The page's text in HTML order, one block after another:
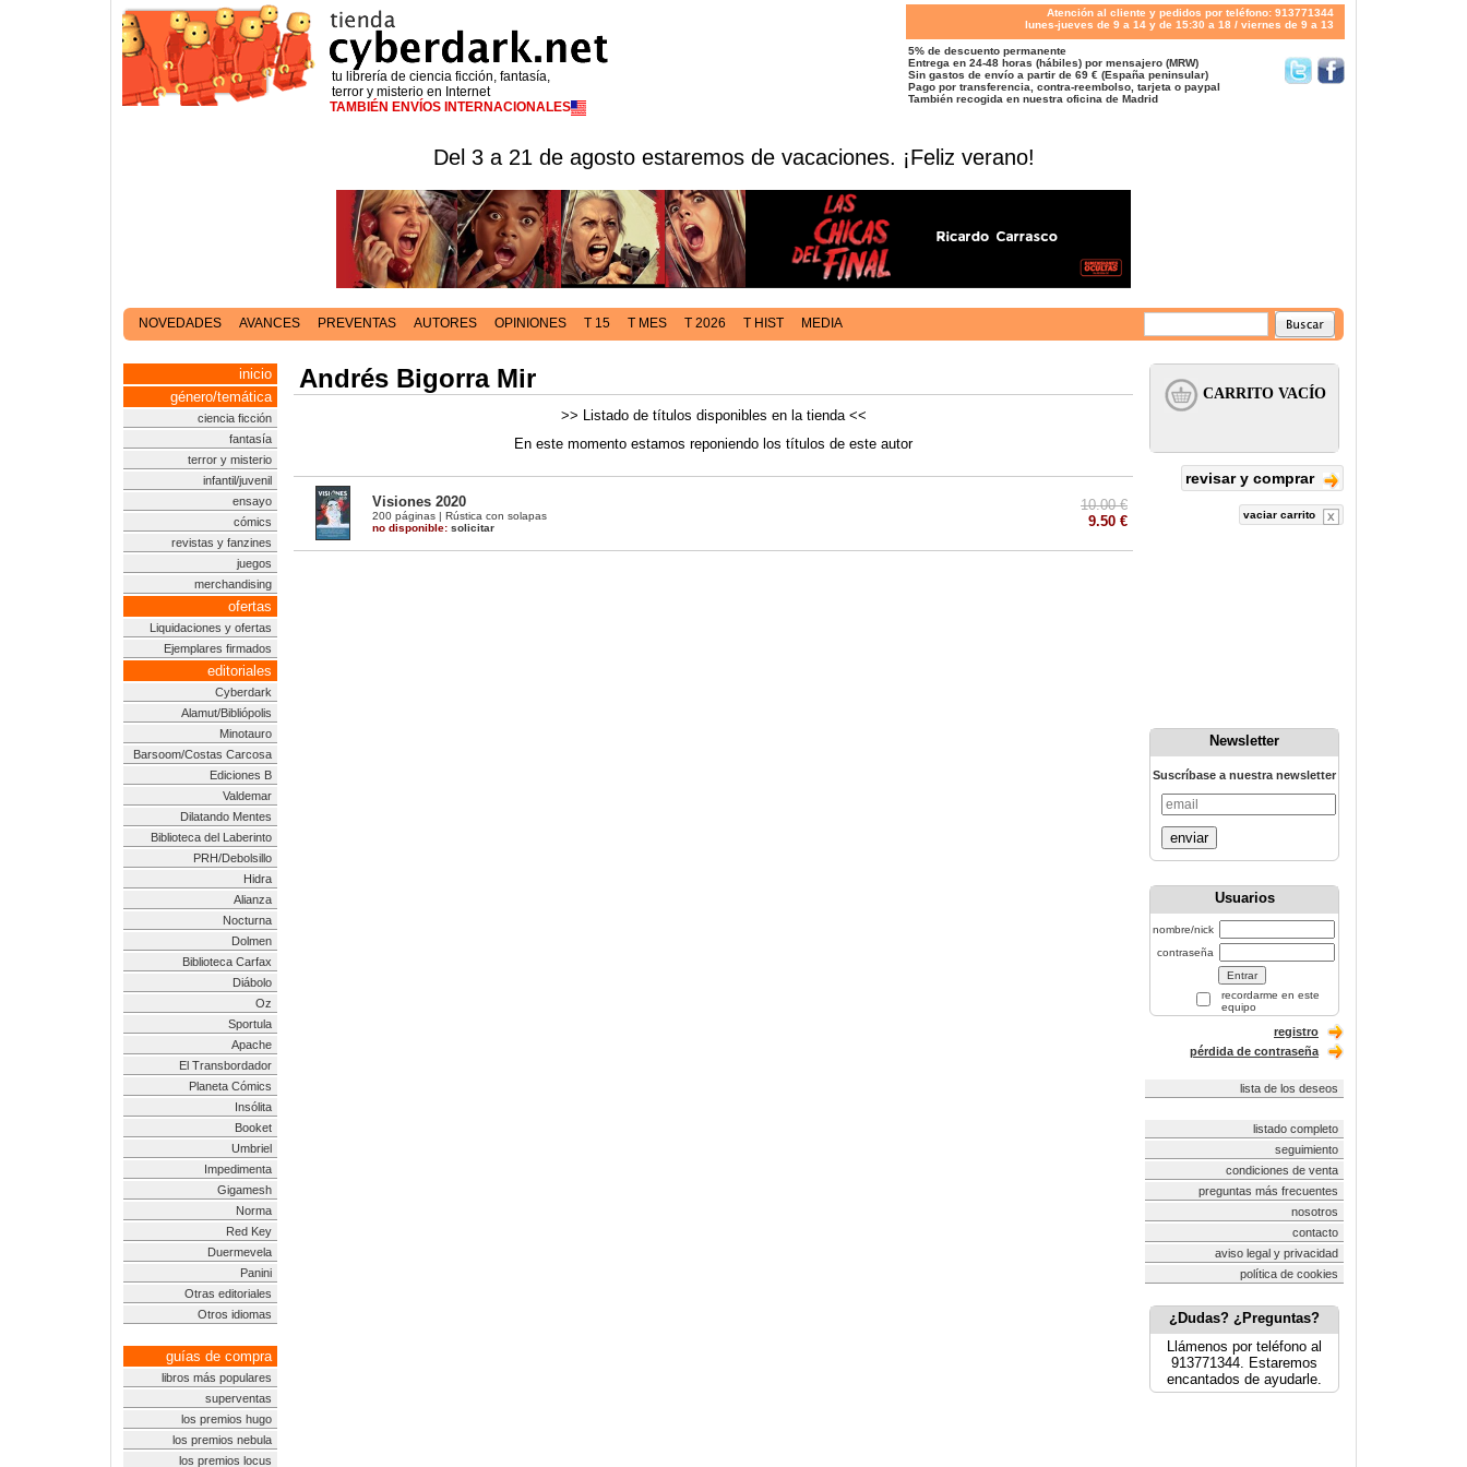
tu librería de ciencia ficción, fantasía,
terror y misterio en Internet
TAMBIÉN ENVÍOS INTERNACIONALES
Atención al cliente y pedidos por teléfono: 913771344
lunes-jueves de 9 a 14 y de 15:30 a 18 / viernes de 9 a 13
5% de descuento permanente
Entrega en 24-48 horas (hábiles) por mensajero (MRW)
Sin gastos de envío a partir de 69 € (España peninsular)
Pago por transferencia, contra-reembolso, tarjeta o paypal
También recogida en nuestra oficina de Madrid
Del 3 a 21 de agosto estaremos de vacaciones. ¡Feliz verano!
NOVEDADES AVANCES PREVENTAS AUTORES OPINIONES T 15 T MES T 2026 T HIST MEDIA
inicio
género/temática
ciencia ficción
fantasía
terror y misterio
infantil/juvenil
ensayo
cómics
revistas y fanzines
juegos
merchandising
ofertas
Liquidaciones y ofertas
Ejemplares firmados
editoriales
Cyberdark
Alamut/Bibliópolis
Minotauro
Barsoom/Costas Carcosa
Ediciones B
Valdemar
Dilatando Mentes
Biblioteca del Laberinto
PRH/Debolsillo
Hidra
Alianza
Nocturna
Dolmen
Biblioteca Carfax
Diábolo
Oz
Sportula
Apache
El Transbordador
Planeta Cómics
Insólita
Booket
Umbriel
Impedimenta
Gigamesh
Norma
Red Key
Duermevela
Panini
Otras editoriales
Otros idiomas
guías de compra
libros más populares
superventas
los premios hugo
los premios nebula
los premios locus
Andrés Bigorra Mir
>> Listado de títulos disponibles en la tienda <<
En este momento estamos reponiendo los títulos de este autor
Visiones 2020
200 páginas | Rústica con solapas
no disponible: solicitar
10.00 €
9.50 €
revisar y comprar
vaciar carrito
Newsletter
Suscríbase a nuestra newsletter
enviar
Usuarios
nombre/nick
contraseña
recordarme en este
equipo
registro
pérdida de contraseña
lista de los deseos
listado completo
seguimiento
condiciones de venta
preguntas más frecuentes
nosotros
contacto
aviso legal y privacidad
política de cookies
¿Dudas? ¿Preguntas?
Llámenos por teléfono al
913771344. Estaremos
encantados de ayudarle.